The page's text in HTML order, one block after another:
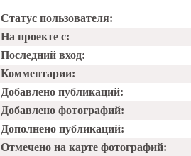
Статус пользователя:
На проекте с:
Последний вход:
Комментарии:
Добавлено публикаций:
Добавлено фотографий:
Дополнено публикаций:
Отмечено на карте фотографий: